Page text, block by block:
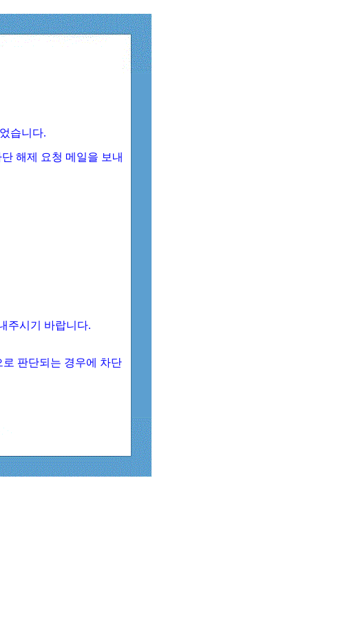
습니다.
해제 요청 메일을 보내
주시기 바랍니다.
판단되는 경우에 차단